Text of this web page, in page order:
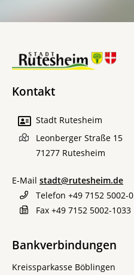
Kontakt
Stadt Rutesheim
Leonberger Straße 15
71277 Rutesheim
E-Mail stadt@rutesheim.de
Telefon +49 7152 5002-0
Fax +49 7152 5002-1033
Bankverbindungen
Kreissparkasse Böblingen